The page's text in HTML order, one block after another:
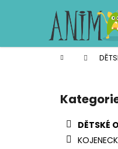
Domů
Přeskočit
kategorie
DĚTSKÉ
í
Zpět
do
Zpět
do